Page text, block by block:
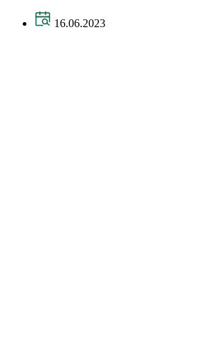
16.06.2023